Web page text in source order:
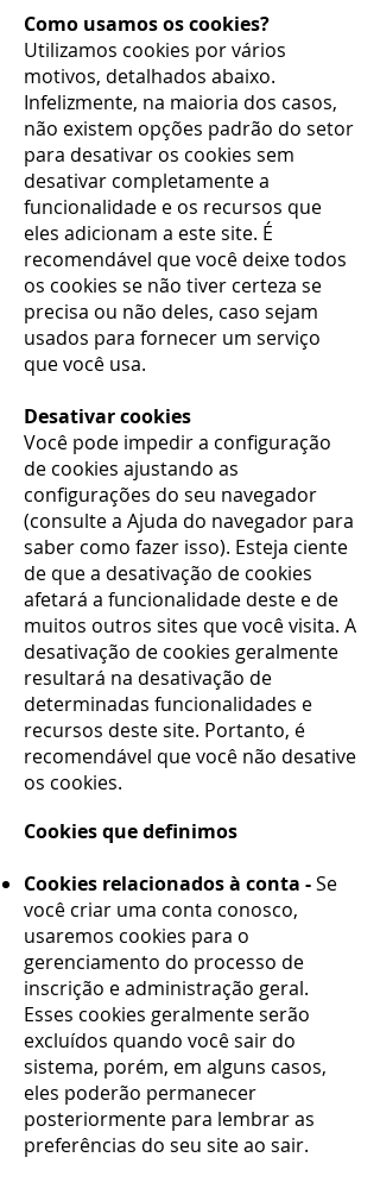
Como usamos os cookies?
Utilizamos cookies por vários
motivos, detalhados abaixo.
Infelizmente, na maioria dos casos,
não existem opções padrão do setor
para desativar os cookies sem
desativar completamente a
funcionalidade e os recursos que
eles adicionam a este site. É
recomendável que você deixe todos
os cookies se não tiver certeza se
precisa ou não deles, caso sejam
usados ​​para fornecer um serviço
que você usa.
Desativar cookies
Você pode impedir a configuração
de cookies ajustando as
configurações do seu navegador
(consulte a Ajuda do navegador para
saber como fazer isso). Esteja ciente
de que a desativação de cookies
afetará a funcionalidade deste e de
muitos outros sites que você visita. A
desativação de cookies geralmente
resultará na desativação de
determinadas funcionalidades e
recursos deste site. Portanto, é
recomendável que você não desative
os cookies.
Cookies que definimos
Cookies relacionados à conta -Se
você criar uma conta conosco,
usaremos cookies para o
gerenciamento do processo de
inscrição e administração geral.
Esses cookies geralmente serão
excluídos quando você sair do
sistema, porém, em alguns casos,
eles poderão permanecer
posteriormente para lembrar as
preferências do seu site ao sair.